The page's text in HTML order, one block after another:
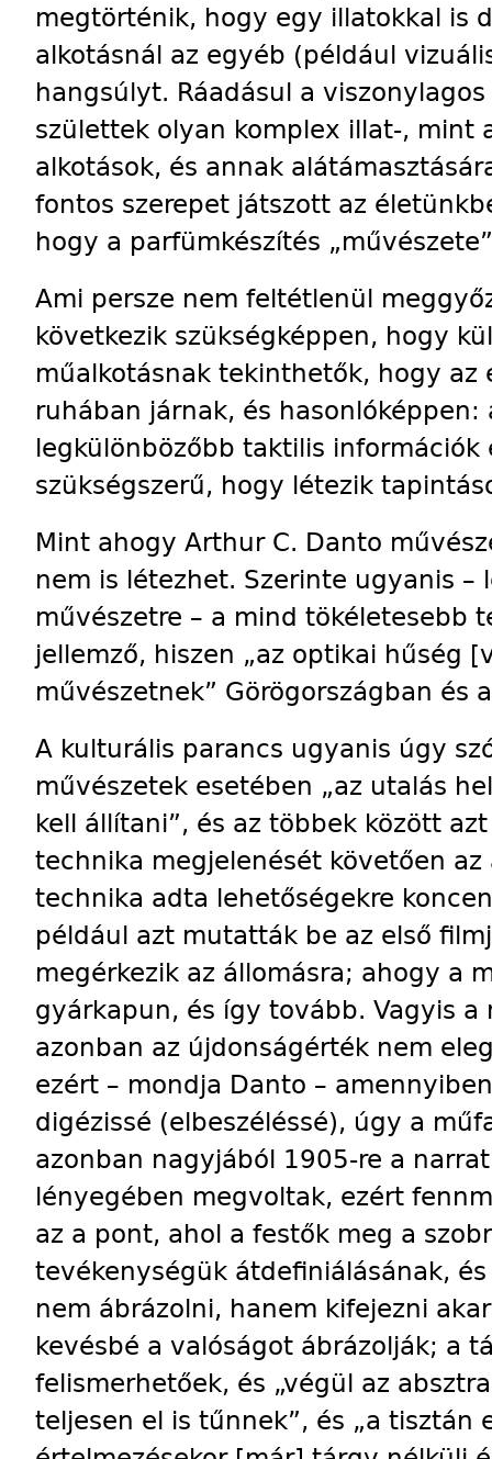
megtörténik, hogy egy illatokkal is
alkotásnál az egyéb (például
hangsúlyt. Ráadásul a
születtek olyan komplex illat-, mint
alkotások, és annak
fontos szerepet játszott az
hogy a parfümkészítés
Ami persze nem feltétlenül
következik szükségképpen, hogy
műalkotásnak tekinthetők, hogy az
ruhában járnak, és
legkülönbözőbb taktilis információk
szükségszerű, hogy létezik
Mint ahogy Arthur C. Danto
nem is létezhet. Szerinte ugyanis –
művészetre – a mind tökéletesebb
jellemző, hiszen „az optikai hűség
művészetnek” Görögországban és
A kulturális parancs ugyanis úgy
művészetek esetében „az utalás
kell állítani”, és az többek között
technika megjelenését követően
technika adta lehetőségekre
például azt mutatták be az első
megérkezik az állomásra; ahogy a
gyárkapun, és így tovább. Vagyis a
azonban az újdonságérték nem
ezért – mondja Danto –
digézissé (elbeszéléssé), úgy a
azonban nagyjából 1905-re a
lényegében megvoltak, ezért
az a pont, ahol a festők meg a
tevékenységük átdefiniálásának,
nem ábrázolni, hanem kifejezni
kevésbé a valóságot ábrázolják; a
felismerhetőek, és „végül az
teljesen el is tűnnek”, és „a tisztán